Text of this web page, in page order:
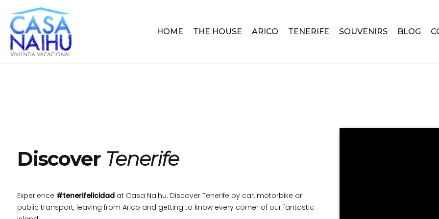
HOME THE HOUSE ARICO TENERIFE SOUVENIRS BLOG
Discover Tenerife
Experience #tenerifelicidad at Casa Naihu. Discover Tenerife by car, motorbike or
public transport, leaving from Arico and getting to know every corner of our fantastic